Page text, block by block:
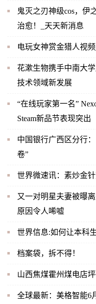
鬼灭之刃神级cos，伊
治愈！_天天新消息
电玩女神赏金猎人视
花漱生物携手中南大
技术领域新发展
“在线玩家第一名”
Steam新品节表现突出
中国银行广西区分行
卷”
世界微速讯：素炒金
又一对明星夫妻被曝
原因令人唏嘘
世界信息:如何让本科
档案袋，拆不得！
山西焦煤霍州煤电店
全球最新：美格智能6